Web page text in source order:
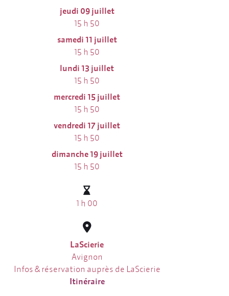
jeudi 09 juillet
15 h 50
samedi 11 juillet
15 h 50
lundi 13 juillet
15 h 50
mercredi 15 juillet
15 h 50
vendredi 17 juillet
15 h 50
dimanche 19 juillet
15 h 50
1 h 00
LaScierie
Avignon
Infos & réservation auprès de LaScierie
Itinéraire